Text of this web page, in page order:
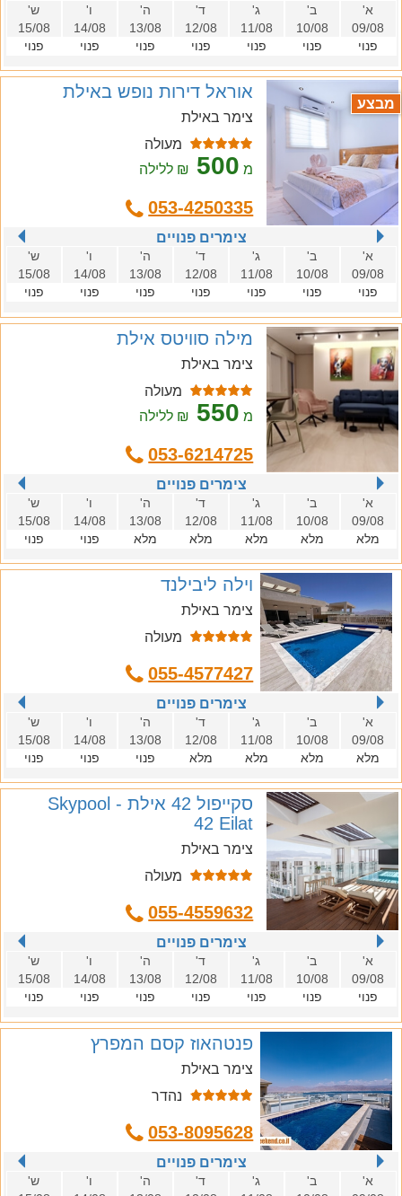
א'
09/08
פנוי
ב'
10/08
פנוי
ג'
11/08
פנוי
ד'
12/08
פנוי
ה'
13/08
פנוי
ו'
14/08
פנוי
ש'
15/08
פנוי
מבצע
אוראל דירות נופש באילת
צימר באילת
מעולה
מ 500 ₪ ללילה
053-4250335
צימרים פנויים
א'
09/08
פנוי
ב'
10/08
פנוי
ג'
11/08
פנוי
ד'
12/08
פנוי
ה'
13/08
פנוי
ו'
14/08
פנוי
ש'
15/08
פנוי
מילה סוויטס אילת
צימר באילת
מעולה
מ 550 ₪ ללילה
053-6214725
צימרים פנויים
א'
09/08
מלא
ב'
10/08
מלא
ג'
11/08
מלא
ד'
12/08
מלא
ה'
13/08
מלא
ו'
14/08
פנוי
ש'
15/08
פנוי
וילה ליבילנד
צימר באילת
מעולה
055-4577427
צימרים פנויים
א'
09/08
מלא
ב'
10/08
מלא
ג'
11/08
מלא
ד'
12/08
מלא
ה'
13/08
פנוי
ו'
14/08
פנוי
ש'
15/08
פנוי
סקייפול 42 אילת - Skypool
42 Eilat
צימר באילת
מעולה
055-4559632
צימרים פנויים
א'
09/08
פנוי
ב'
10/08
פנוי
ג'
11/08
פנוי
ד'
12/08
פנוי
ה'
13/08
פנוי
ו'
14/08
פנוי
ש'
15/08
פנוי
פנטהאוז קסם המפרץ
צימר באילת
נהדר
053-8095628
צימרים פנויים
א'
ב'
ג'
ד'
ה'
ו'
ש'